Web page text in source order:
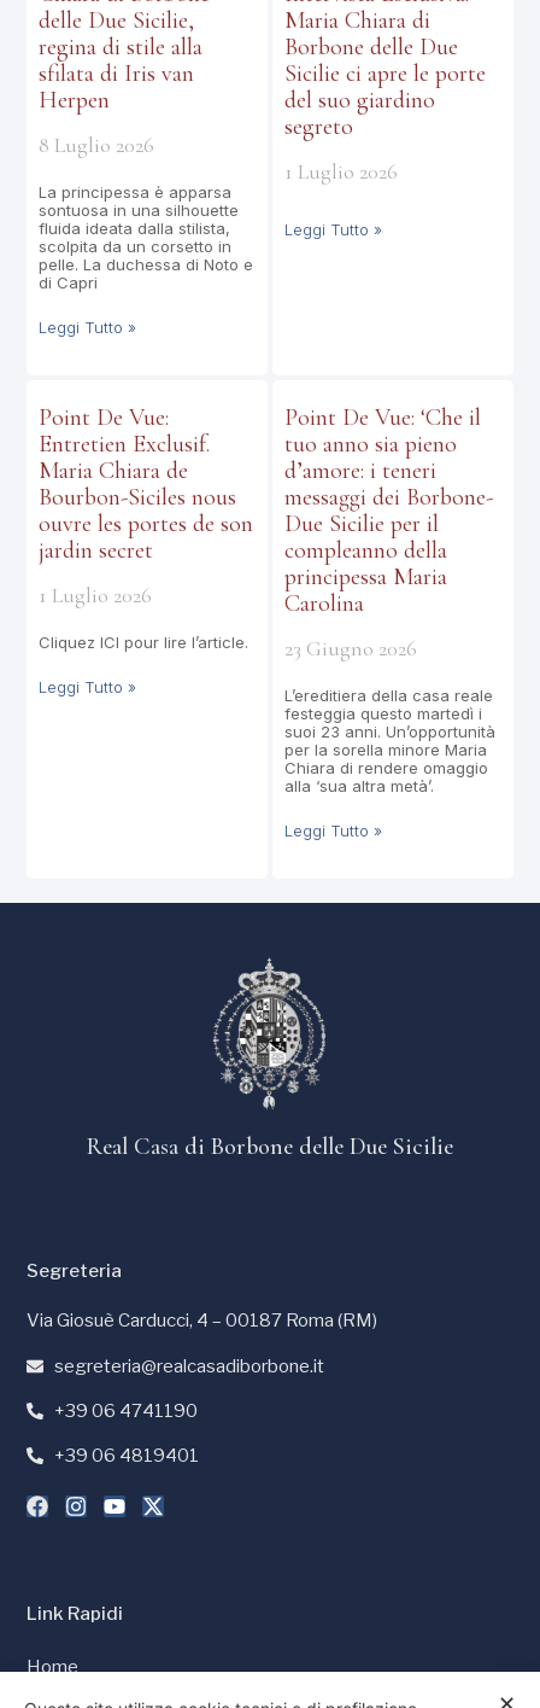
delle Due Sicilie,
regina di stile alla
sfilata di Iris van
Herpen
8 Luglio 2026
La principessa è apparsa
sontuosa in una silhouette
fluida ideata dalla stilista,
scolpita da un corsetto in
pelle. La duchessa di Noto e
di Capri
Leggi Tutto »
Maria Chiara di
Borbone delle Due
Sicilie ci apre le porte
del suo giardino
segreto
1 Luglio 2026
Leggi Tutto »
Point De Vue:
Entretien Exclusif.
Maria Chiara de
Bourbon-Siciles nous
ouvre les portes de son
jardin secret
1 Luglio 2026
Cliquez ICI pour lire l’article.
Leggi Tutto »
Point De Vue: ‘Che il
tuo anno sia pieno
d’amore: i teneri
messaggi dei Borbone-
Due Sicilie per il
compleanno della
principessa Maria
Carolina
23 Giugno 2026
L’ereditiera della casa reale
festeggia questo martedì i
suoi 23 anni. Un’opportunità
per la sorella minore Maria
Chiara di rendere omaggio
alla ‘sua altra metà’.
Leggi Tutto »
Real Casa di Borbone delle Due Sicilie
Link Rapidi
Home
Segreteria
Via Giosuè Carducci, 4 – 00187 Roma (RM)
segreteria@realcasadiborbone.it
+39 06 4741190
+39 06 4819401